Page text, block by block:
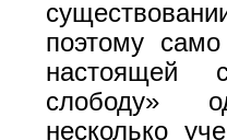
поэтому
настоящей
слободу»
несколько